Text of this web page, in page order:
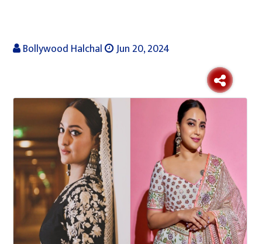
Bollywood Halchal Jun 20, 2024